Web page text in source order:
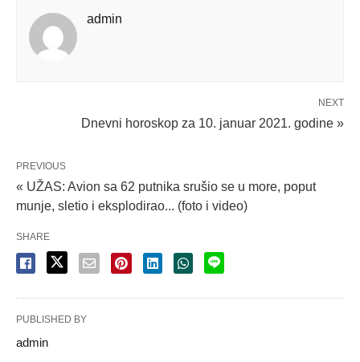
admin
NEXT
Dnevni horoskop za 10. januar 2021. godine »
PREVIOUS
« UŽAS: Avion sa 62 putnika srušio se u more, poput
munje, sletio i eksplodirao... (foto i video)
SHARE
PUBLISHED BY
admin